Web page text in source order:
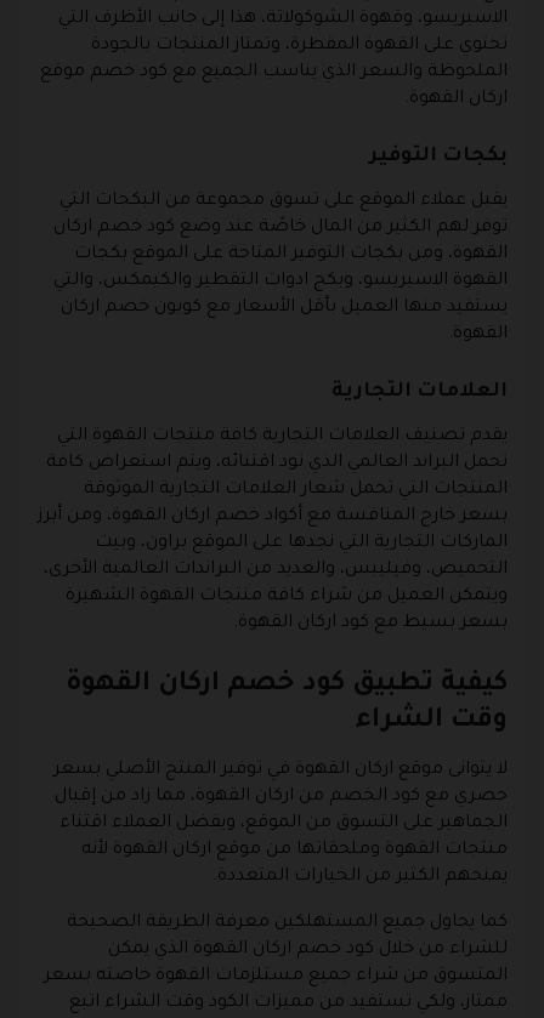
الاسبريسو، وقهوة الشوكولاتة، هذا إلى جانب الأظرف التي
تحتوي على القهوة المقطرة، وتمتاز المنتجات بالجودة
الملحوظة والسعر الذي يناسب الجميع مع كود خصم موقع
اركان القهوة.
بكجات التوفير
يقبل عملاء الموقع على تسوق مجموعة من البكجات التي
توفر لهم الكثير من المال خاصًة عند وضع كود خصم اركان
القهوة، ومن بكجات التوفير المتاحة على الموقع بكجات
القهوة الاسبريسو، وبكج ادوات التقطير والكيمكس، والتي
يستفيد منها العميل بأقل الأسعار مع كوبون خصم اركان
القهوة.
العلامات التجارية
يقدم تصنيف العلامات التجارية كافة منتجات القهوة التي
تحمل البراند العالمي الذي تود اقتنائه، ويتم استعراض كافة
المنتجات التي تحمل شعار العلامات التجارية الموثوقة
بسعر خارج المنافسة مع أكواد خصم اركان القهوة، ومن أبرز
الماركات التجارية التي نجدها على الموقع براون، وبيت
التحميص، وفيليبس، والعديد من البراندات العالمية الأخرى،
ويتمكن العميل من شراء كافة منتجات القهوة الشهيرة
بسعر بسيط مع كود اركان القهوة.
كيفية تطبيق كود خصم اركان القهوة
وقت الشراء
لا يتوانى موقع اركان القهوة في توفير المنتج الأصلي بسعر
حصري مع كود الخصم من اركان القهوة، مما زاد من إقبال
الجماهير على التسوق من الموقع، ويفضل العملاء اقتناء
منتجات القهوة وملحقاتها من موقع اركان القهوة لأنه
يمنحهم الكثير من الخيارات المتعددة.
كما يحاول جميع المستهلكين معرفة الطريقة الصحيحة
للشراء من خلال كود خصم اركان القهوة الذي يمكن
المتسوق من شراء جميع مستلزمات القهوة خاصته بسعر
ممتاز، ولكي تستفيد من مميزات الكود وقت الشراء اتبع